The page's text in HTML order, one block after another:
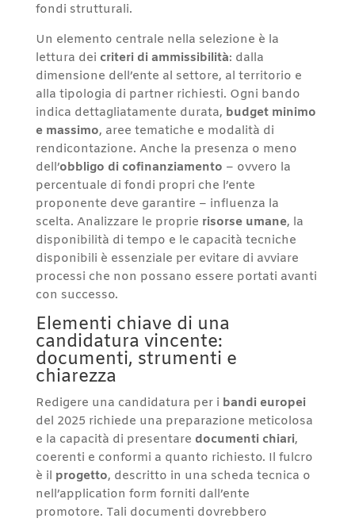
fondi strutturali.
Un elemento centrale nella selezione è la
lettura dei criteri di ammissibilità: dalla
dimensione dell’ente al settore, al territorio e
alla tipologia di partner richiesti. Ogni bando
indica dettagliatamente durata, budget minimo
e massimo, aree tematiche e modalità di
rendicontazione. Anche la presenza o meno
dell’obbligo di cofinanziamento – ovvero la
percentuale di fondi propri che l’ente
proponente deve garantire – influenza la
scelta. Analizzare le proprie risorse umane, la
disponibilità di tempo e le capacità tecniche
disponibili è essenziale per evitare di avviare
processi che non possano essere portati avanti
con successo.
Elementi chiave di una
candidatura vincente:
documenti, strumenti e
chiarezza
Redigere una candidatura per i bandi europei
del 2025 richiede una preparazione meticolosa
e la capacità di presentare documenti chiari,
coerenti e conformi a quanto richiesto. Il fulcro
è il progetto, descritto in una scheda tecnica o
nell’application form forniti dall’ente
promotore. Tali documenti dovrebbero